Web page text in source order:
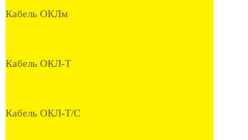
Кабель ОКЛм
Кабель ОКЛ-Т
Кабель ОКЛ-Т/С